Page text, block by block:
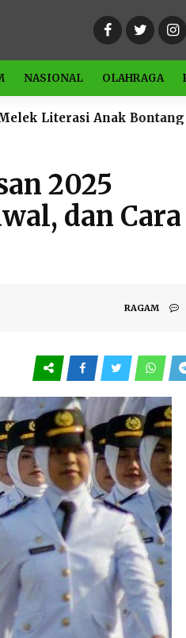
NASIONAL OLAHRAGA
Bontang Catat
2025
dan Cara
RAGAM